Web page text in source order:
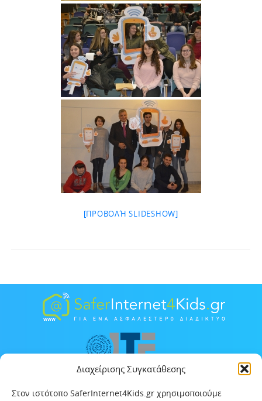
Διαχείρισης Συγκατάθεσης
Στον ιστότοπο SaferInternet4Kids.gr χρησιμοποιούμε
[ΠΡΟΒΟΛΉ SLIDESHOW]